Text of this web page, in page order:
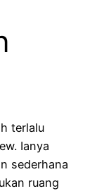
terlalu
Ianya
sederhana
ruang